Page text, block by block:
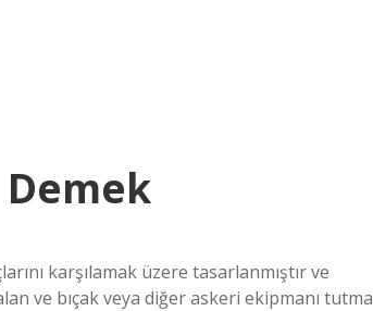
karşılamak üzere tasarlanmıştır ve
ve bıçak veya diğer askeri ekipmanı tutma